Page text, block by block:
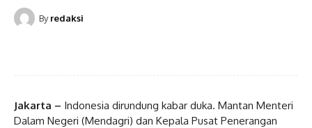
By redaksi
Jakarta – Indonesia dirundung kabar duka. Mantan Menteri
Dalam Negeri (Mendagri) dan Kepala Pusat Penerangan